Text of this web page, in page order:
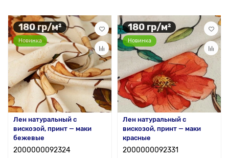
180 гр/м²
Новинка
Лен натуральный с
вискозой, принт — маки
бежевые
2000000092324
180 гр/м²
Новинка
Лен натуральный с
вискозой, принт — маки
красные
2000000092331